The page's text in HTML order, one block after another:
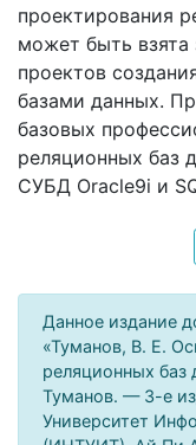
проектирования
может быть взята
проектов
базами данных.
базовых
реляционных баз
СУБД Oracle9i и
Данное издание
«Туманов, В. Е.
реляционных баз
Туманов. — 3-е
Университет